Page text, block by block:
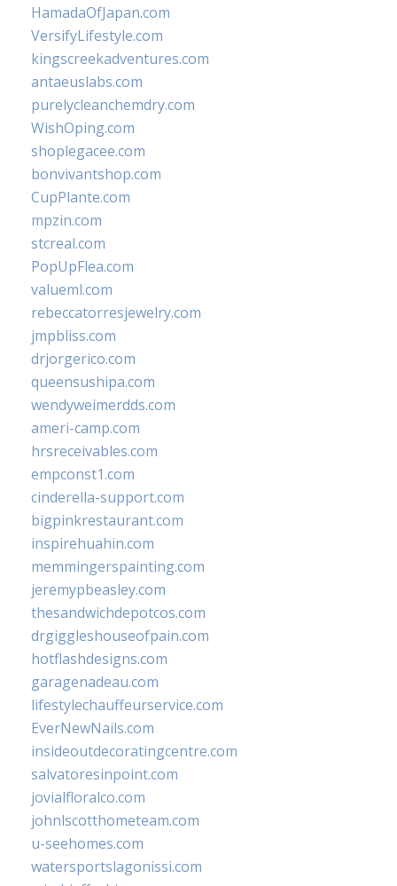
HamadaOfJapan.com
VersifyLifestyle.com
kingscreekadventures.com
antaeuslabs.com
purelycleanchemdry.com
WishOping.com
shoplegacee.com
bonvivantshop.com
CupPlante.com
mpzin.com
stcreal.com
PopUpFlea.com
valueml.com
rebeccatorresjewelry.com
jmpbliss.com
drjorgerico.com
queensushipa.com
wendyweimerdds.com
ameri-camp.com
hrsreceivables.com
empconst1.com
cinderella-support.com
bigpinkrestaurant.com
inspirehuahin.com
memmingerspainting.com
jeremypbeasley.com
thesandwichdepotcos.com
drgiggleshouseofpain.com
hotflashdesigns.com
garagenadeau.com
lifestylechauffeurservice.com
EverNewNails.com
insideoutdecoratingcentre.com
salvatoresinpoint.com
jovialfloralco.com
johnlscotthometeam.com
u-seehomes.com
watersportslagonissi.com